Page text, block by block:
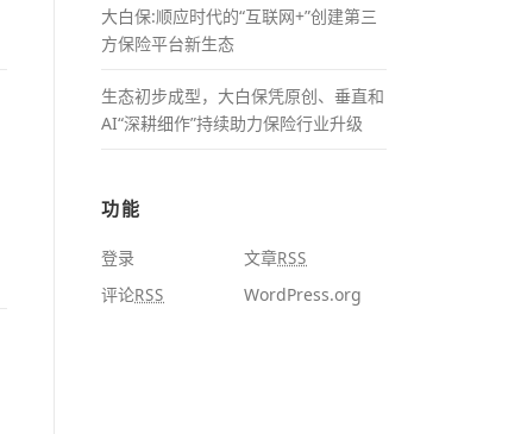
大白保:顺应时代的“互联网+”创建第三
方保险平台新生态
生态初步成型，大白保凭原创、垂直和
AI“深耕细作”持续助力保险行业升级
功能
登录 文章RSS
评论RSS WordPress.org